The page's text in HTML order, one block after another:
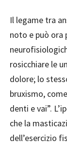
Il legame tra
noto e può ora
rosicchiare le
dolore; lo
bruxismo,
denti e vai”.
che la
dell’esercizio